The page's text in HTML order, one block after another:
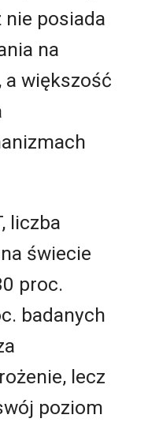
posiada
na
a większość
liczba
świecie
proc.
badanych
lecz
poziom